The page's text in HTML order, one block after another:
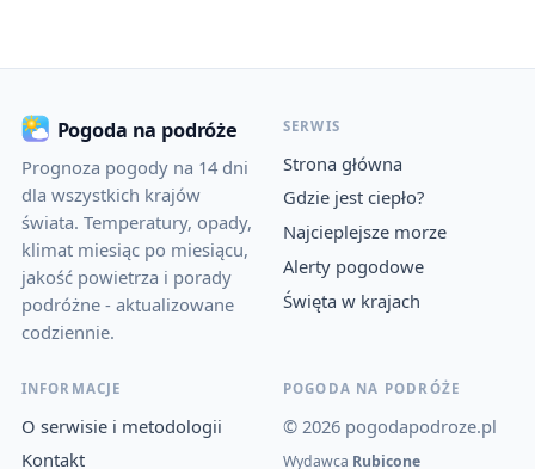
Pogoda na podróże
Prognoza pogody na 14 dni
dla wszystkich krajów
świata. Temperatury, opady,
klimat miesiąc po miesiącu,
jakość powietrza i porady
podróżne - aktualizowane
codziennie.
SERWIS
Strona główna
Gdzie jest ciepło?
Najcieplejsze morze
Alerty pogodowe
Święta w krajach
INFORMACJE
O serwisie i metodologii
Kontakt
POGODA NA PODRÓŻE
© 2026 pogodapodroze.pl
Wydawca Rubicone